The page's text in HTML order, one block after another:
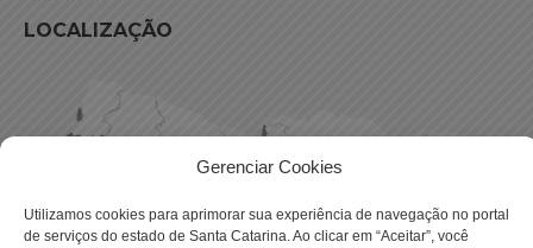
Gerenciar Cookies
Utilizamos cookies para aprimorar sua experiência de navegação no portal
de serviços do estado de Santa Catarina. Ao clicar em “Aceitar”, você
LOCALIZAÇÃO